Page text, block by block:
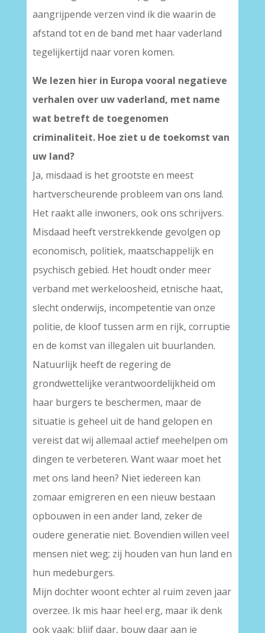
aangrijpende verzen vind ik die waarin de
afstand tot en de band met haar vaderland
tegelijkertijd naar voren komen.
We lezen hier in Europa vooral negatieve
verhalen over uw vaderland, met name
wat betreft de toegenomen
criminaliteit. Hoe ziet u de toekomst van
uw land?
Ja, misdaad is het grootste en meest
hartverscheurende probleem van ons land.
Het raakt alle inwoners, ook ons schrijvers.
Misdaad heeft verstrekkende gevolgen op
economisch, politiek, maatschappelijk en
psychisch gebied. Het houdt onder meer
verband met werkeloosheid, etnische haat,
slecht onderwijs, incompetentie van onze
politie, de kloof tussen arm en rijk, corruptie
en de komst van illegalen uit buurlanden.
Natuurlijk heeft de regering de
grondwettelijke verantwoordelijkheid om
haar burgers te beschermen, maar de
situatie is geheel uit de hand gelopen en
vereist dat wij allemaal actief meehelpen om
dingen te verbeteren. Want waar moet het
met ons land heen? Niet iedereen kan
zomaar emigreren en een nieuw bestaan
opbouwen in een ander land, zeker de
oudere generatie niet. Bovendien willen veel
mensen niet weg; zij houden van hun land en
hun medeburgers.
Mijn dochter woont echter al ruim zeven jaar
overzee. Ik mis haar heel erg, maar ik denk
ook vaak: blijf daar, bouw daar aan je